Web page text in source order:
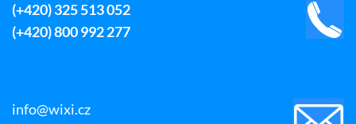
(+420) 325 513 052
(+420) 800 992 277
info@wixi.cz